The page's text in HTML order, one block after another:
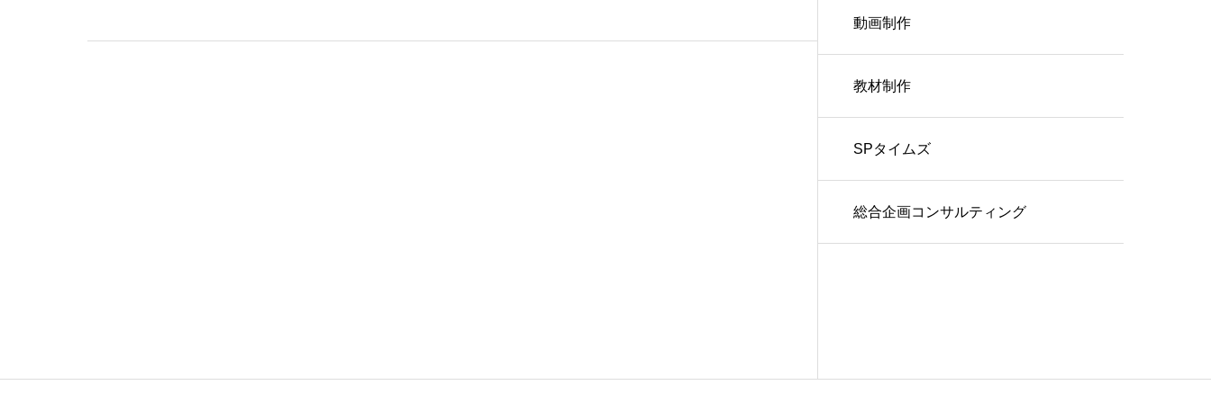
動画制作
教材制作
SPタイムズ
総合企画コンサルティング